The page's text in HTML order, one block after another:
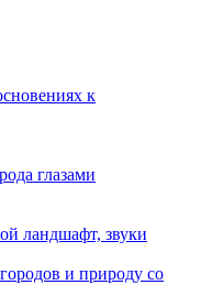
к
глазами
и природу со